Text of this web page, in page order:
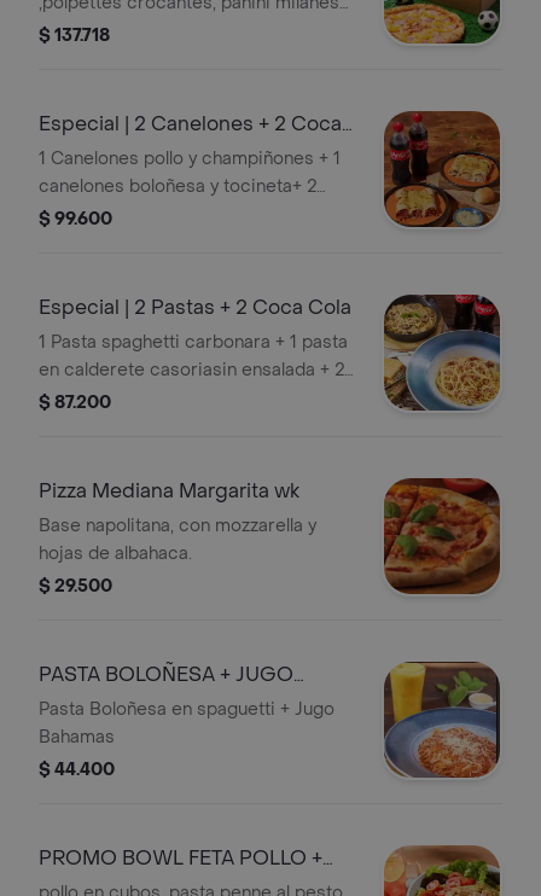
,papas monte rojo,salasa tártara.
$ 137.718
Especial | 2 Canelones + 2 Coca
Cola
1 Canelones pollo y champiñones + 1
canelones boloñesa y tocineta+ 2
coca cola personal 400ml.
$ 99.600
Especial | 2 Pastas + 2 Coca Cola
1 Pasta spaghetti carbonara + 1 pasta
en calderete casoriasin ensalada + 2
coca cola personal 400ml
$ 87.200
Pizza Mediana Margarita wk
Base napolitana, con mozzarella y
hojas de albahaca.
$ 29.500
PASTA BOLOÑESA + JUGO
BAHAMAS
Pasta Boloñesa en spaguetti + Jugo
Bahamas
$ 44.400
PROMO BOWL FETA POLLO +
SODA